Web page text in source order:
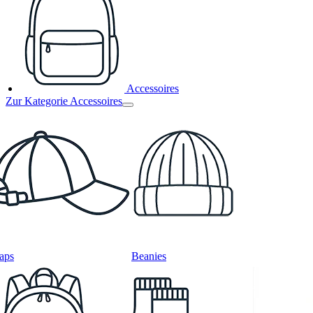
Accessoires
Zur Kategorie Accessoires
Beanies